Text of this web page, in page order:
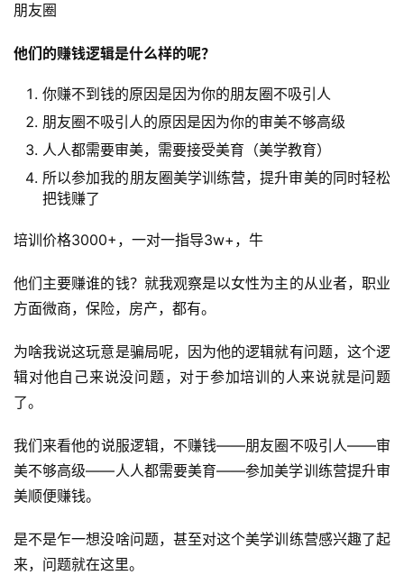
朋友圈
他们的赚钱逻辑是什么样的呢？
你赚不到钱的原因是因为你的朋友圈不吸引人
朋友圈不吸引人的原因是因为你的审美不够高级
人人都需要审美，需要接受美育（美学教育）
所以参加我的朋友圈美学训练营，提升审美的同时轻松
把钱赚了
培训价格3000+，一对一指导3w+，牛
他们主要赚谁的钱？就我观察是以女性为主的从业者，职业
方面微商，保险，房产，都有。
为啥我说这玩意是骗局呢，因为他的逻辑就有问题，这个逻
辑对他自己来说没问题，对于参加培训的人来说就是问题
了。
我们来看他的说服逻辑，不赚钱——朋友圈不吸引人——审
美不够高级——人人都需要美育——参加美学训练营提升审
美顺便赚钱。
是不是乍一想没啥问题，甚至对这个美学训练营感兴趣了起
来，问题就在这里。